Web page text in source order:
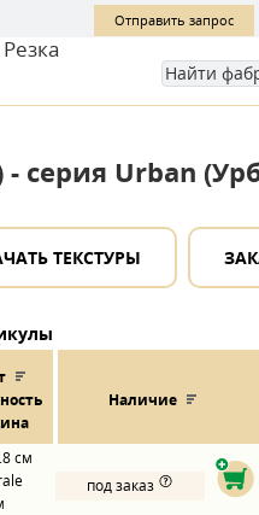
Отправить запрос
Резка
серия Urban
ТЕКСТУРЫ
ть
Наличие
см
под заказ